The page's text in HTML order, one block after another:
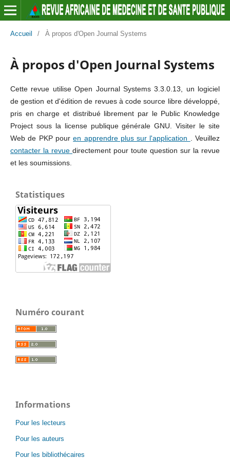
Accueil / À propos d'Open Journal Systems
À propos d'Open Journal Systems
Cette revue utilise Open Journal Systems 3.3.0.13, un logiciel
de gestion et d'édition de revues à code source libre développé,
pris en charge et distribué librement par le Public Knowledge
Project sous la license publique générale GNU. Visiter le site
Web de PKP pouren apprendre plus sur l'application
. Veuillez
contacter la revue directement pour toute question sur la revue
et les soumissions.
Statistiques
Numéro courant
Informations
Pour les lecteurs
Pour les auteurs
Pour les bibliothécaires